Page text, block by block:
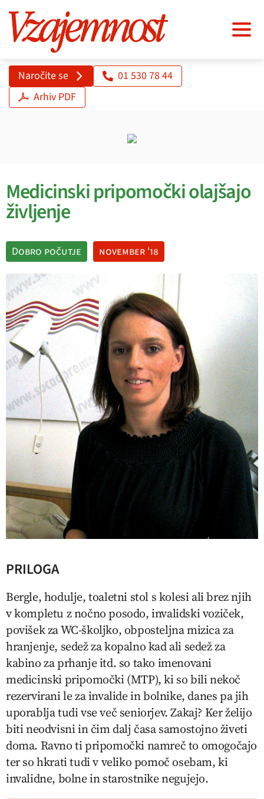
Naročite se
01 530 78 44
Arhiv PDF
Medicinski pripomočki olajšajo
življenje
Dobro počutje november '18
PRILOGA
Bergle, hodulje, toaletni stol s kolesi ali brez njih
v kompletu z nočno posodo, invalidski voziček,
povišek za WC-školjko, obposteljna mizica za
hranjenje, sedež za kopalno kad ali sedež za
kabino za prhanje itd. so tako imenovani
medicinski pripomočki (MTP), ki so bili nekoč
rezervirani le za invalide in bolnike, danes pa jih
uporablja tudi vse več seniorjev. Zakaj? Ker želijo
biti neodvisni in čim dalj časa samostojno živeti
doma. Ravno ti pripomočki namreč to omogočajo
ter so hkrati tudi v veliko pomoč osebam, ki
invalidne, bolne in starostnike negujejo.